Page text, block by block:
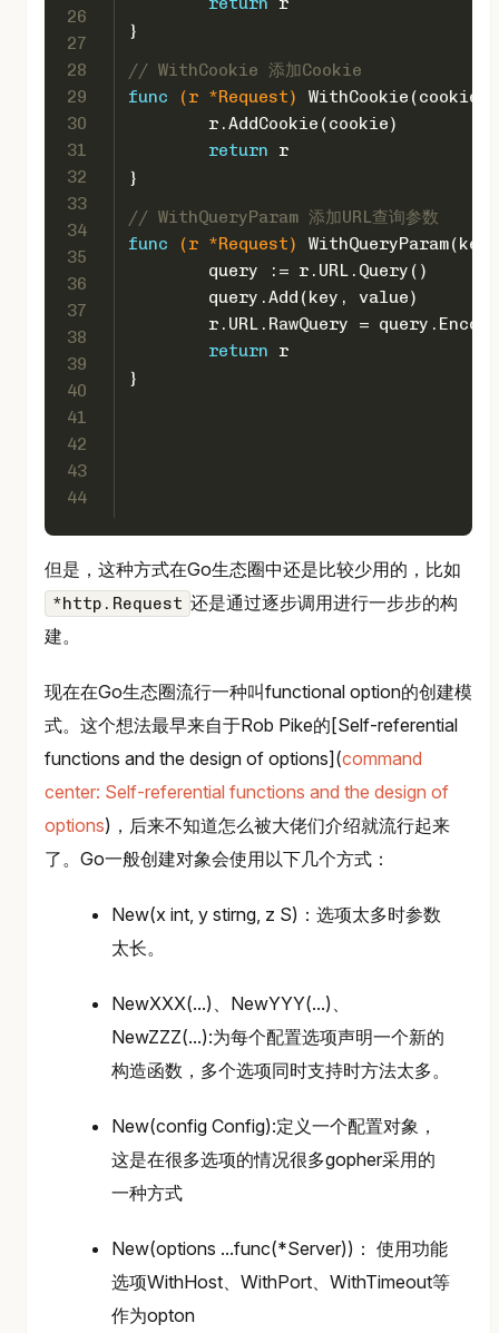
26
27
28
29
30
31
32
33
34
35
36
37
38
39
40
41
42
43
44
}
// WithCookie 添加Cookie
func
(r *Request)
WithCookie(cookie
	r.AddCookie(cookie)
return r
}
// WithQueryParam 添加URL查询参数
func
(r *Request)
	query := r.URL.Query()
	query.Add(key, value)
r.URL.RawQuery =
return r
}
但是，这种方式在Go生态圈中还是比较少用的，比如
*http.Request 还是通过逐步调用进行一步步的构
建。
现在在Go生态圈流行一种叫functional option的创建模
式。这个想法最早来自于Rob Pike的[Self-referential
functions and the design of options](command
center: Self-referential functions and the design of
options)，后来不知道怎么被大佬们介绍就流行起来
了。Go一般创建对象会使用以下几个方式：
New(x int, y stirng, z S)：选项太多时参数
太长。
NewXXX(...)、NewYYY(...)、
NewZZZ(...):为每个配置选项声明一个新的
构造函数，多个选项同时支持时方法太多。
New(config Config):定义一个配置对象，
这是在很多选项的情况很多gopher采用的
一种方式
New(options ...func(*Server))： 使用功能
选项WithHost、WithPort、WithTimeout等
作为opton